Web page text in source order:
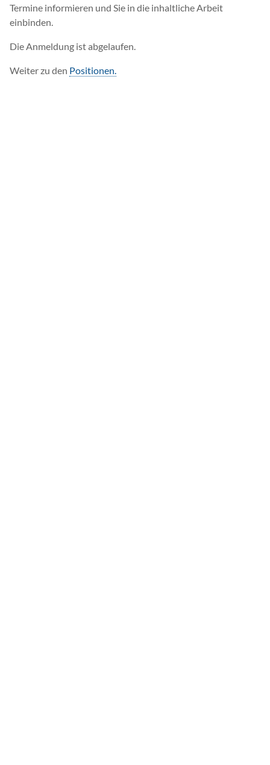
Termine informieren und Sie in die inhaltliche Arbeit
einbinden.
Die Anmeldung ist abgelaufen.
Weiter zu den Positionen.